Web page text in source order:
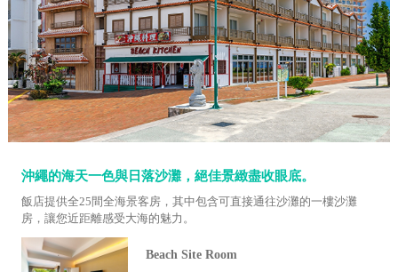
沖繩的海天一色與日落沙灘，絕佳景緻盡收眼底。
飯店提供全25間全海景客房，其中包含可直接通往沙灘的一樓沙灘
房，讓您近距離感受大海的魅力。
Beach Site Room